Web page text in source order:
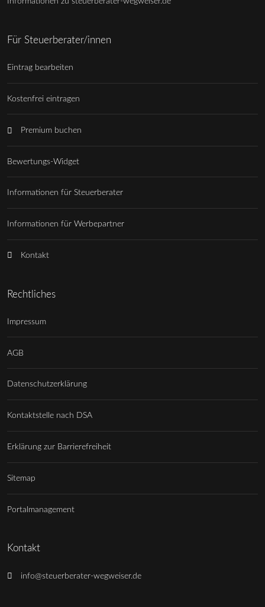
Für Steuerberater/innen
Eintrag bearbeiten
Kostenfrei eintragen
Premium buchen
Bewertungs-Widget
Informationen für Steuerberater
Informationen für Werbepartner
Kontakt
Rechtliches
Impressum
AGB
Datenschutzerklärung
Kontaktstelle nach DSA
Erklärung zur Barrierefreiheit
Sitemap
Portalmanagement
Kontakt
info@steuerberater-wegweiser.de